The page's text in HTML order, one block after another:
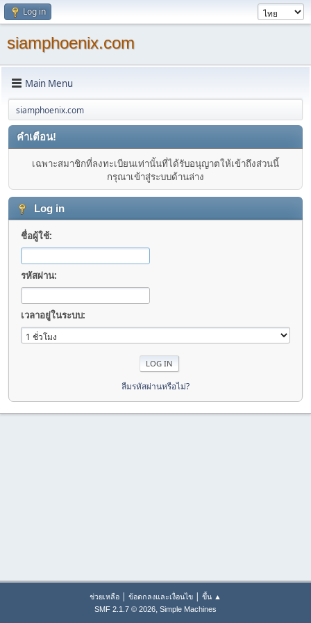
Log in
siamphoenix.com
Main Menu
siamphoenix.com
คำเตือน!
เฉพาะสมาชิกที่ลงทะเบียนเท่านั้นที่ได้รับอนุญาตให้เข้าถึงส่วนนี้
กรุณาเข้าสู่ระบบด้านล่าง
Log in
ชื่อผู้ใช้:
รหัสผ่าน:
เวลาอยู่ในระบบ:
ลืมรหัสผ่านหรือไม่?
ช่วยเหลือ | ข้อตกลงและเงื่อนไข | ขึ้น ▲
SMF 2.1.7 © 2026, Simple Machines